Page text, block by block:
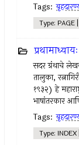
Tags:
Type: PAGE
सदर ग्रंथाचे
तालुका,
१९३२) हे
भाषांतरकार
Tags:
Type: